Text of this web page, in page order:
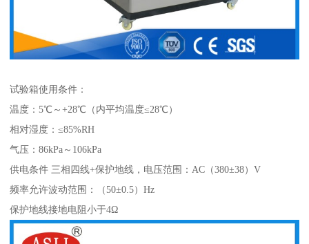
试验箱使用条件：
温度：5℃～+28℃（内平均温度≤28℃）
相对湿度：≤85%RH
气压：86kPa～106kPa
供电条件 三相四线+保护地线，电压范围：AC（380±38）V
频率允许波动范围：（50±0.5）Hz
保护地线接地电阻小于4Ω